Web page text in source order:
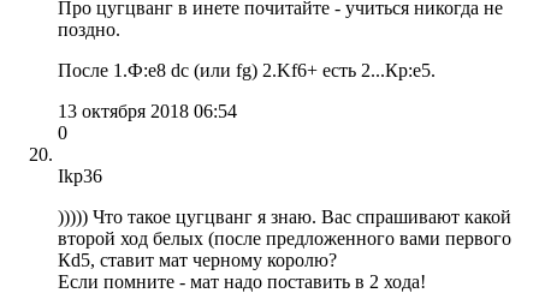
Про цугцванг в инете почитайте - учиться никогда не
поздно.
После 1.Ф:e8 dc (или fg) 2.Kf6+ есть 2...Кр:e5.
13 октября 2018 06:54
0
Ikp36
))))) Что такое цугцванг я знаю. Вас спрашивают какой
второй ход белых (после предложенного вами первого
Кd5, ставит мат черному королю?
Если помните - мат надо поставить в 2 хода!